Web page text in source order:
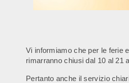
Vi informiamo che per le ferie
rimarranno chiusi dal 10 al 21
Pertanto anche il servizio